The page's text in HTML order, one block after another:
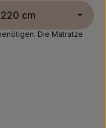
Die Matratze